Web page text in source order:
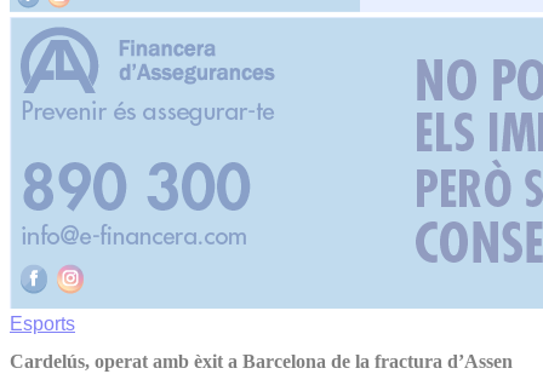
Esports
Cardelús, operat amb èxit a Barcelona de la fractura d’Assen